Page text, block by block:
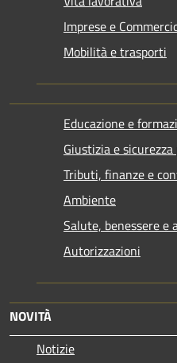
Imprese e
Mobilità e trasporti
Educazione e
Giustizia e
Tributi, finanze e
Ambiente
Salute, benessere e
Autorizzazioni
NOVITÀ
Notizie